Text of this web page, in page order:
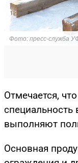
Фото: пресс-служба
Отмечается,
выполняют
Основная